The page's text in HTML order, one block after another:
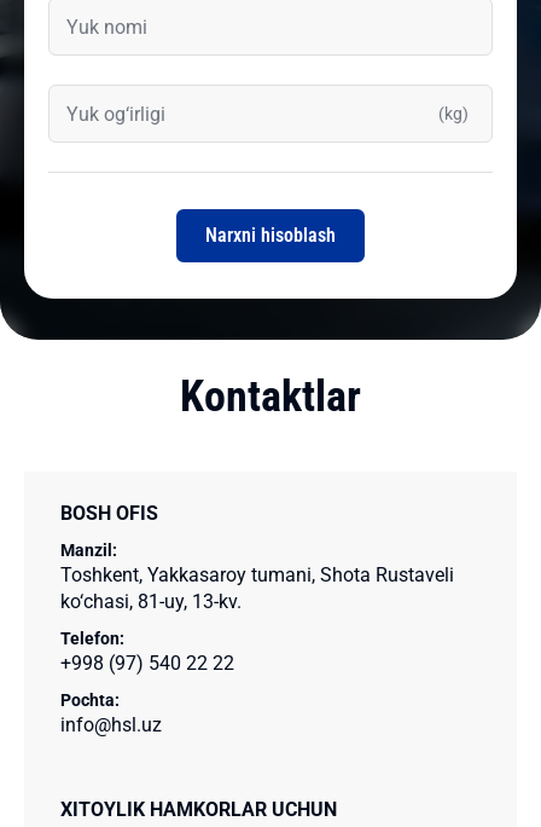
(kg)
Narxni hisoblash
Kontaktlar
BOSH OFIS
Manzil:
Toshkent, Yakkasaroy tumani, Shota Rustaveli
ko‘chasi, 81-uy, 13-kv.
Telefon:
+998 (97) 540 22 22
Pochta:
info@hsl.uz
XITOYLIK HAMKORLAR UCHUN